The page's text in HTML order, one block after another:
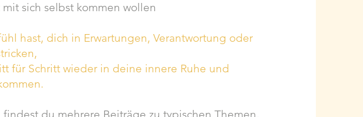
sich selbst kommen wollen
hast, dich in Erwartungen, Verantwortung oder
für Schritt wieder in deine innere Ruhe und